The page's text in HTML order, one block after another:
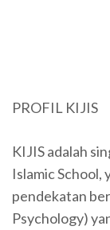
PROFIL KIJIS
KIJIS adalah
Islamic School,
pendekatan
Psychology)